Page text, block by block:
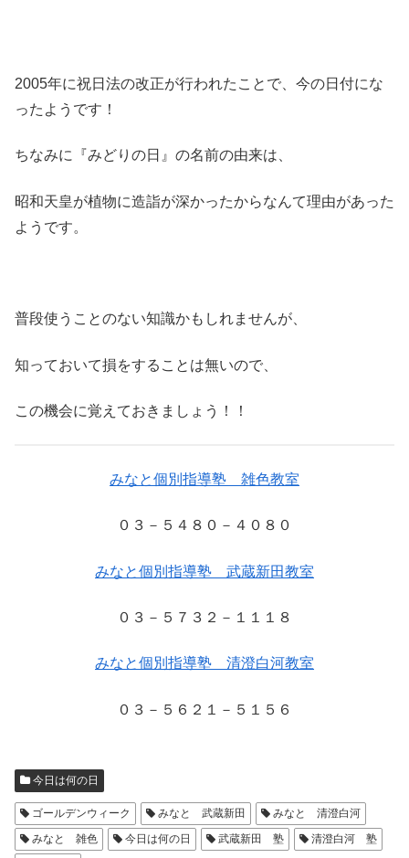
2005年に祝日法の改正が行われたことで、今の日付にな
ったようです！
ちなみに『みどりの日』の名前の由来は、
昭和天皇が植物に造詣が深かったからなんて理由があった
ようです。
普段使うことのない知識かもしれませんが、
知っておいて損をすることは無いので、
この機会に覚えておきましょう！！
みなと個別指導塾 雑色教室
０３－５４８０－４０８０
みなと個別指導塾 武蔵新田教室
０３－５７３２－１１１８
みなと個別指導塾 清澄白河教室
０３－５６２１－５１５６
今日は何の日
ゴールデンウィーク みなと 武蔵新田
みなと 清澄白河
みなと 雑色
今日は何の日 武蔵新田 塾
清澄白河 塾